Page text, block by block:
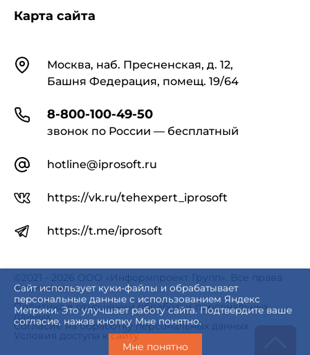
Сайт использует куки-файлы и обрабатывает
персональные данные с использованием Яндекс
Метрики. Это улучшает работу сайта. Подтвердите ваше
согласие, нажав кнопку Мне понятно.
Мне понятно
КонтактыМосква, наб. Пресненская, д. 12,
Башня Федерация, помещ. 19/64
8-800-100-49-50
звонок по России — бесплатный
hotline@iprosoft.ru
https://vk.ru/tehexpert_iprosoft
https://t.me/iprosoft
Карта сайта
©2021 - 2026 ООО «Информпроект Групп». Все права
защищены.
Политика в отношении обработки персональных
данных
Согласие на обработку персональных данных
Условия доступа к сайту